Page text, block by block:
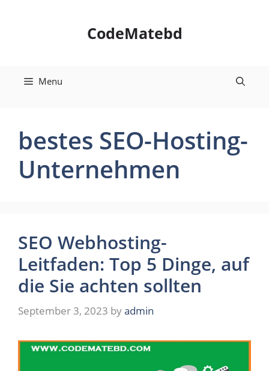
CodeMatebd
Menu
bestes SEO-Hosting-
Unternehmen
SEO Webhosting-
Leitfaden: Top 5 Dinge, auf
die Sie achten sollten
September 3, 2023 byadmin